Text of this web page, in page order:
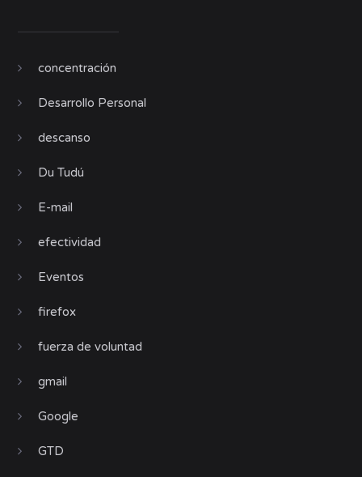
concentración
Desarrollo Personal
descanso
Du Tudú
E-mail
efectividad
Eventos
firefox
fuerza de voluntad
gmail
Google
GTD